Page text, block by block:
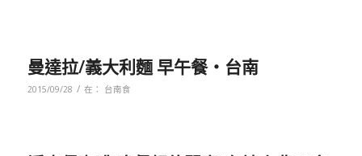
曼達拉/義大利麵 早午餐‧台南
2015/09/28 / 在： 台南食